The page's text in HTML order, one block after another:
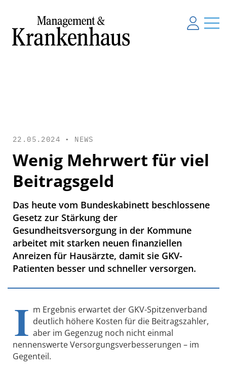
22.05.2024 • NEWS
Wenig Mehrwert für viel
Beitragsgeld
Das heute vom Bundeskabinett beschlossene
Gesetz zur Stärkung der
Gesundheitsversorgung in der Kommune
arbeitet mit starken neuen finanziellen
Anreizen für Hausärzte, damit sie GKV-
Patienten besser und schneller versorgen.
I m Ergebnis erwartet der GKV-Spitzenverband
deutlich höhere Kosten für die Beitragszahler,
aber im Gegenzug noch nicht einmal
nennenswerte Versorgungsverbesserungen – im
Gegenteil.